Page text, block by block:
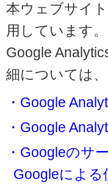
本ウェブサイ
用しています。
Google
細については
・Google
・Google
・Googleのサ
Googleによ